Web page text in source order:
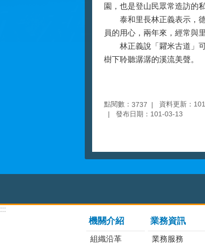
園，也是登山民眾常造訪的
泰和里長林正義表示，德
員的用心，兩年來，經常與
林正義說「糶米古道」可
樹下聆聽潺潺的溪流美聲。
點閱數： 3737 資料更新：
發布日期：101-03-13
:::
機關介紹
組織沿革
業務資訊
業務服務